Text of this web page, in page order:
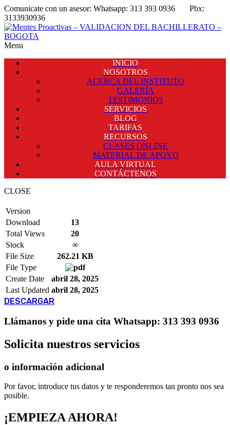
Comunicate con un asesor: Whatsapp: 313 393 0936 Pbx:
3133930936
Menu
INICIO
NOSOTROS
ACERCA DEL INSTITUTO
GALERÍA
TESTIMONIOS
SERVICIOS
BLOG
TARIFAS
RECURSOS
CLASES ONLINE
MATERIAL DE APOYO
AULA VIRTUAL
CONTÁCTENOS
CLOSE
Version
Download
13
Total Views
20
Stock
∞
File Size
262.21 KB
File Type
Create Date
abril 28, 2025
Last Updated abril 28, 2025
DESCARGAR
Llámanos y pide una cita Whatsapp: 313 393 0936
Solicita nuestros servicios
o información adicional
Por favor, introduce tus datos y te responderemos tan pronto nos sea
posible.
¡EMPIEZA AHORA!